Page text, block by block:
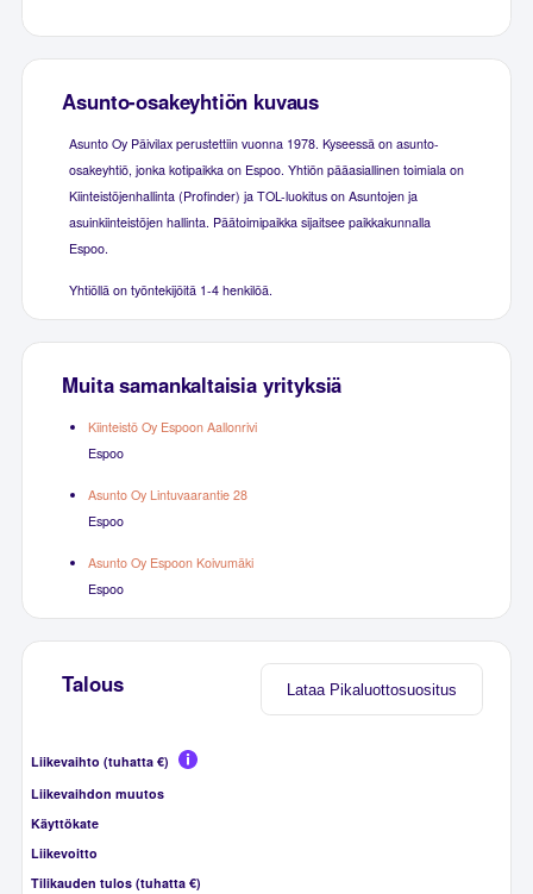
Asunto-osakeyhtiön kuvaus
Asunto Oy Päivilax perustettiin vuonna 1978. Kyseessä on asunto-
osakeyhtiö, jonka kotipaikka on Espoo. Yhtiön pääasiallinen toimiala on
Kiinteistöjenhallinta (Profinder) ja TOL-luokitus on Asuntojen ja
asuinkiinteistöjen hallinta. Päätoimipaikka sijaitsee paikkakunnalla
Espoo.
Yhtiöllä on työntekijöitä 1-4 henkilöä.
Muita samankaltaisia yrityksiä
Kiinteistö Oy Espoon Aallonrivi
Espoo
Asunto Oy Lintuvaarantie 28
Espoo
Asunto Oy Espoon Koivumäki
Espoo
Lataa Pikaluottosuositus
Talous
Liikevaihto (tuhatta €)
Liikevaihdon muutos
Käyttökate
Liikevoitto
Tilikauden tulos (tuhatta €)